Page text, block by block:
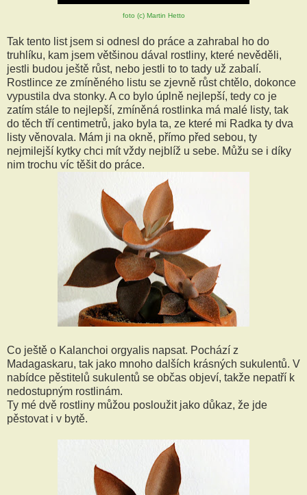
foto (c) Martin Hetto
Tak tento list jsem si odnesl do práce a zahrabal ho do
truhlíku, kam jsem většinou dával rostliny, které nevěděli,
jestli budou ještě růst, nebo jestli to to tady už zabalí.
Rostlince ze zmíněného listu se zjevně růst chtělo, dokonce
vypustila dva stonky. A co bylo úplně nejlepší, tedy co je
zatím stále to nejlepší, zmíněná rostlinka má malé listy, tak
do těch tří centimetrů, jako byla ta, ze které mi Radka ty dva
listy věnovala. Mám ji na okně, přímo před sebou, ty
nejmilejší kytky chci mít vždy nejblíž u sebe. Můžu se i díky
nim trochu víc těšit do práce.
Co ještě o Kalanchoi orgyalis napsat. Pochází z
Madagaskaru, tak jako mnoho dalších krásných sukulentů. V
nabídce pěstitelů sukulentů se občas objeví, takže nepatří k
nedostupným rostlinám.
Ty mé dvě rostliny můžou posloužit jako důkaz, že jde
pěstovat i v bytě.